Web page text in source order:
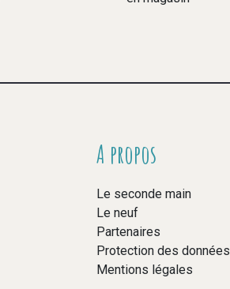
A propos
Le seconde main
Le neuf
Partenaires
Protection des données
Mentions légales